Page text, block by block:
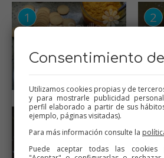
Consentimiento
Utilizamos cookies propias y de
y para mostrarle publicidad
perfil elaborado a partir de sus
ejemplo, páginas visitadas).
Para más información consulte la
Puede aceptar todas las cookies